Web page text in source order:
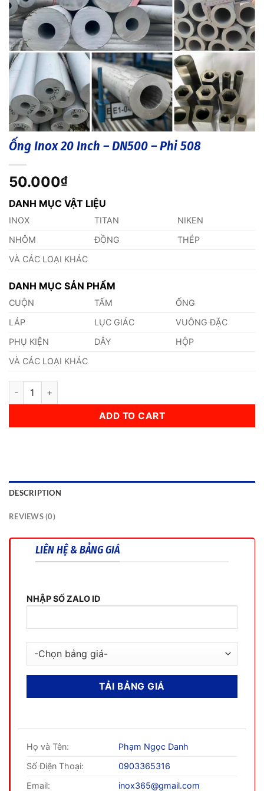
Ống Inox 20 Inch – DN500 – Phi 508
50.000₫
DANH MỤC VẬT LIỆU
INOX TITAN
NIKEN
NHÔM
ĐỒNG
THÉP
VÀ CÁC LOẠI KHÁC
DANH MỤC SẢN PHẨM
CUỘN TẤM
ỐNG
LÁP
LỤC GIÁC
VUÔNG ĐẶC
PHỤ KIỆN
DÂY
HỘP
VÀ CÁC LOẠI KHÁC
Ống Inox 20 Inch - DN500 - Phi 508 quantity
ADD TO CART
DESCRIPTION
REVIEWS (0)
LIÊN HỆ & BẢNG GIÁ
NHẬP SỐ ZALO ID
Họ và Tên:
Phạm Ngọc Danh
Số Điện Thoại:
0903365316
Email:
inox365@gmail.com